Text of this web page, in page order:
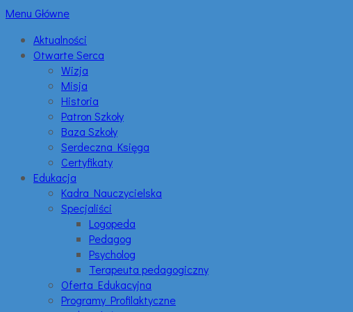
Menu Główne
Aktualności
Otwarte Serca
Wizja
Misja
Historia
Patron Szkoły
Baza Szkoły
Serdeczna Księga
Certyfikaty
Edukacja
Kadra Nauczycielska
Specjaliści
Logopeda
Pedagog
Psycholog
Terapeuta pedagogiczny
Oferta Edukacyjna
Programy Profilaktyczne